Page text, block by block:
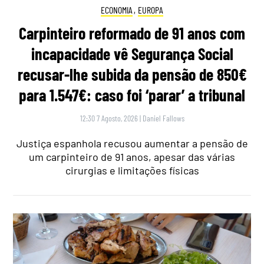
ECONOMIA , EUROPA
Carpinteiro reformado de 91 anos com
incapacidade vê Segurança Social
recusar-lhe subida da pensão de 850€
para 1.547€: caso foi ‘parar’ a tribunal
12:30 7 Agosto, 2026 | Daniel Fallows
Justiça espanhola recusou aumentar a pensão de
um carpinteiro de 91 anos, apesar das várias
cirurgias e limitações físicas